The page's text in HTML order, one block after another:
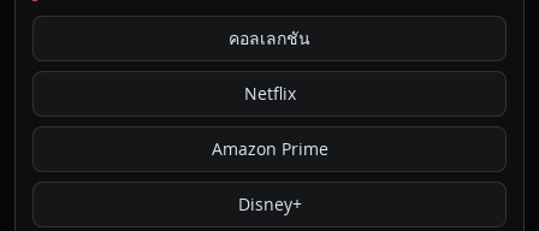
คอลเลกชัน
Netflix
Amazon Prime
Disney+